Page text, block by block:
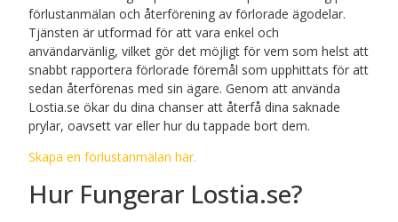
förlustanmälan och återförening av förlorade ägodelar.
Tjänsten är utformad för att vara enkel och
användarvänlig, vilket gör det möjligt för vem som helst att
snabbt rapportera förlorade föremål som upphittats för att
sedan återförenas med sin ägare. Genom att använda
Lostia.se ökar du dina chanser att återfå dina saknade
prylar, oavsett var eller hur du tappade bort dem.
Skapa en förlustanmälan här.
Hur Fungerar Lostia.se?